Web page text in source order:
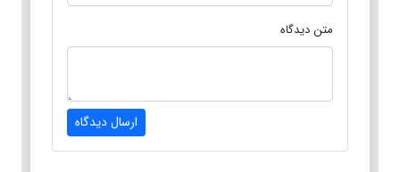
متن دیدگاه
ارسال دیدگاه